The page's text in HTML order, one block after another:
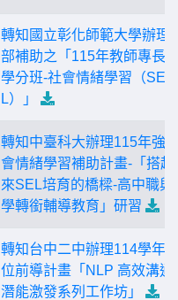
轉知國立彰化師範大學辦理
部補助之「115年教師專長
學分班-社會情緒學習（SE
L）」
轉知中臺科大辦理115年強
會情緒學習補助計畫-「搭起
來SEL培育的橋樑-高中職與
學轉銜輔導教育」研習
轉知台中二中辦理114學年
位前導計畫「NLP 高效溝通
潛能激發系列工作坊」